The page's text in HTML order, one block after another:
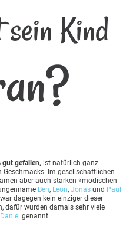
sein Kind
gut gefallen, ist natürlich ganz
Geschmacks. Im gesellschaftlichen
aber auch starken »modischen
Ben, Leon, Jonas und Paul
dagegen kein einziger dieser
dafür wurden damals sehr viele
Daniel genannt.